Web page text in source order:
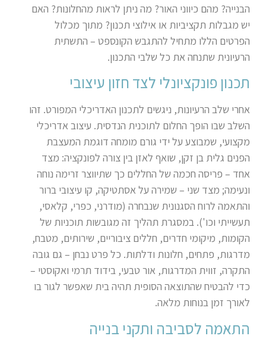
הבנייה? מהם כיווני האור? מה ניתן לראות מהחלונות? האם
יש מגבלות תקציביות או אילוצי תכנון? מתוך מכלול
הפרטים הללו מתחיל להתגבש הקונספט – התשתית
הרעיונית שתנחה את כל שלבי התכנון.
תכנון פונקציונלי לצד חזון עיצובי
אחרי שלב הרעיונות, ניגשים לתכנון האדריכלי המפורט. זהו
השלב שבו הופך החלום לתוכנית הנדסית. עיצוב אדריכלי
מקצועי, שמבוצע על ידי גורם מומחה דוגמת המעצבת
הפנים גלית בן זקן, שואף לאזן בין צורה לפונקציה: מצד
אחד – פריסה חכמה של החללים כך שתיווצר זרימה נוחה
ונעימה; מצד שני – שמירה על אסתטיקה, קו עיצובי ברור
והתאמה לרוח הסגנונית שנבחרה (מודרני, כפרי, קלאסי,
תעשייתי וכו'). במסגרת תהליך זה מגובשות תוכניות של
הקומות, מיקומי חדרים, חללים ציבוריים, שירותים, מטבח,
מדרגות, פתחים, חלונות ודלתות. כל פרט נבחן – גם גובה
התקרה, זווית המדרגות, אור טבעי, בידוד תרמי ואקוסטי –
כדי להבטיח שהתוצאה הסופית תהיה בית שאפשר לגור בו
לאורך זמן בנוחות מלאה.
התאמה לסביבה ותקני בנייה